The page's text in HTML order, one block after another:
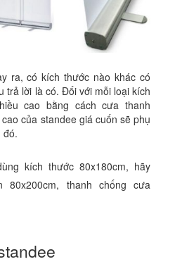
ra, có kích thước nào khác có
trả lời là có. Đối với mỗi loại kích
cao bằng cách cưa thanh
của standee giá cuốn sẽ phụ
đó.
kích thước 80x180cm, hãy
80x200cm, thanh chống cưa